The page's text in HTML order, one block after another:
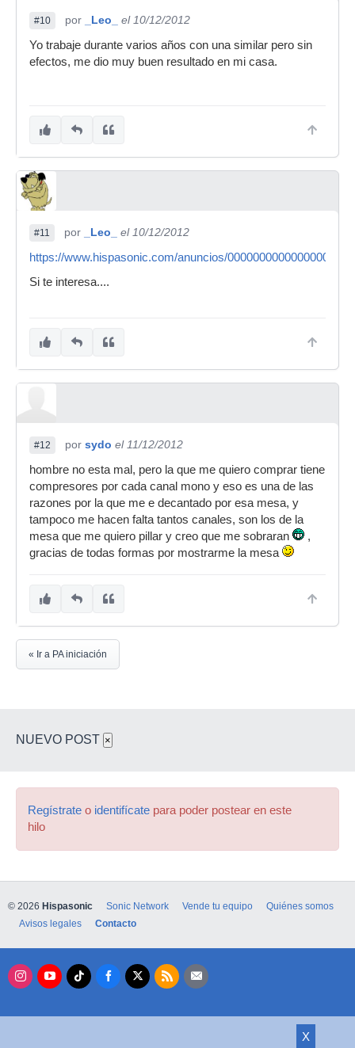
#10 por _Leo_
el 10/12/2012
Yo trabaje durante varios años con una similar pero sin
efectos, me dio muy buen resultado en mi casa.
#11 por _Leo_
el 10/12/2012
https://www.hispasonic.com/anuncios/
Si te interesa....
#12 por sydo el 11/12/2012
hombre no esta mal, pero la que me quiero comprar tiene
compresores por cada canal mono y eso es una de las
razones por la que me e decantado por esa mesa, y
tampoco me hacen falta tantos canales, son los de la
mesa que me quiero pillar y creo que me sobraran
,
gracias de todas formas por mostrarme la mesa
« Ir a PA iniciación
NUEVO POST ×
Regístrate o identifícate para poder postear en este
hilo
X
© 2026 Hispasonic Sonic Network Vende tu equipo
Quiénes somos
Avisos legales
Contacto